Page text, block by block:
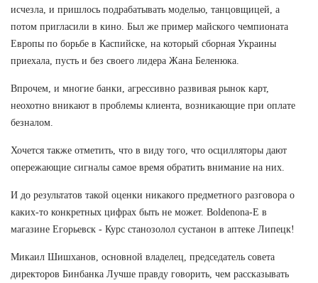
исчезла, и пришлось подрабатывать моделью, танцовщицей, а
потом пригласили в кино. Был же пример майского чемпионата
Европы по борьбе в Каспийске, на который сборная Украины
приехала, пусть и без своего лидера Жана Беленюка.
Впрочем, и многие банки, агрессивно развивая рынок карт,
неохотно вникают в проблемы клиента, возникающие при оплате
безналом.
Хочется также отметить, что в виду того, что осцилляторы дают
опережающие сигналы самое время обратить внимание на них.
И до результатов такой оценки никакого предметного разговора о
каких-то конкретных цифрах быть не может. Boldenona-E в
магазине Егорьевск - Курс станозолол сустанон в аптеке Липецк!
Микаил Шишханов, основной владелец, председатель совета
директоров Бинбанка Лучше правду говорить, чем рассказывать